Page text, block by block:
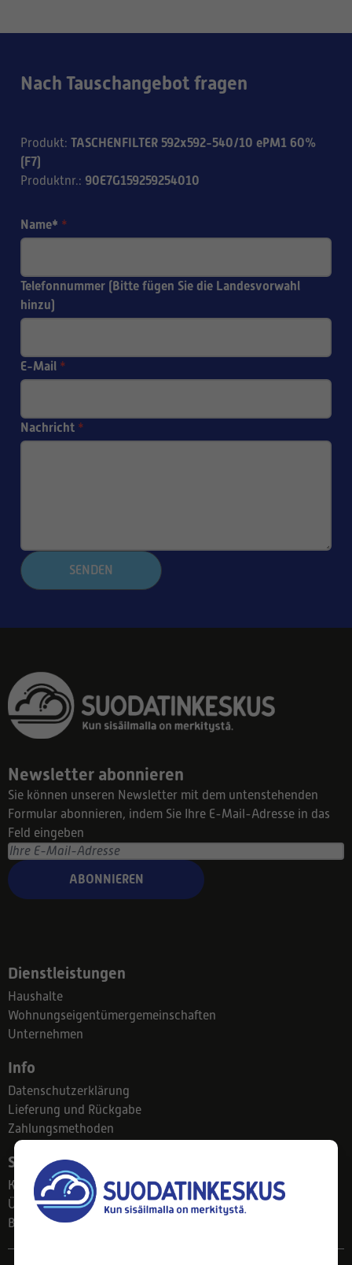
Nach Tauschangebot fragen
Produkt: TASCHENFILTER 592x592-540/10 ePM1 60%
(F7)
Produktnr.: 90E7G159259254010
Name* *
Telefonnummer (Bitte fügen Sie die Landesvorwahl
hinzu)
E-Mail *
Nachricht *
SENDEN
Newsletter abonnieren
Sie können unseren Newsletter mit dem untenstehenden
Formular abonnieren, indem Sie Ihre E-Mail-Adresse in das
Feld eingeben
ABONNIEREN
Dienstleistungen
Haushalte
Wohnungseigentümergemeinschaften
Unternehmen
Info
Datenschutzerklärung
Lieferung und Rückgabe
Zahlungsmethoden
Suodatinkeskus
Kontakt
Über uns
Blog